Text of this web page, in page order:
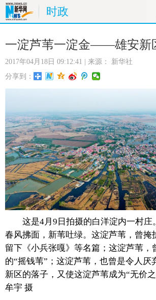
时政
首页 时政 国际
娱乐 体育
时尚 思客
港澳 台湾 华人
科技 能源 房产
图片 视频 彩票
旅游 健康 信息化
金融 公益 军事
富媒体 摄影
新华电视中文 新华电视英文
一淀芦苇一淀金——雄安新
2017年04月18日 09:12:41 | 来源： 新华社
分享到：
这是4月9日拍摄的白洋淀内一村庄
春风拂面，新苇吐绿。这淀芦苇，曾掩
留下《小兵张嘎》等名篇；这淀芦苇，
的“摇钱苇”；这淀芦苇，也曾是令人厌
新区的落子，又使这淀芦苇成为“无价
牟宇 摄